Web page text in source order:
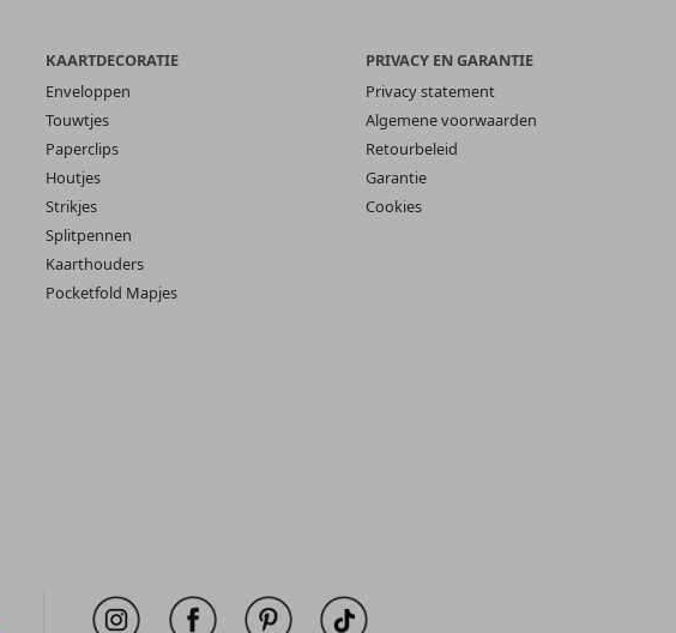
KAARTDECORATIE
Enveloppen
Touwtjes
Paperclips
Houtjes
Strikjes
Splitpennen
Kaarthouders
Pocketfold Mapjes
PRIVACY EN GARANTIE
Privacy statement
Algemene voorwaarden
Retourbeleid
Garantie
Cookies